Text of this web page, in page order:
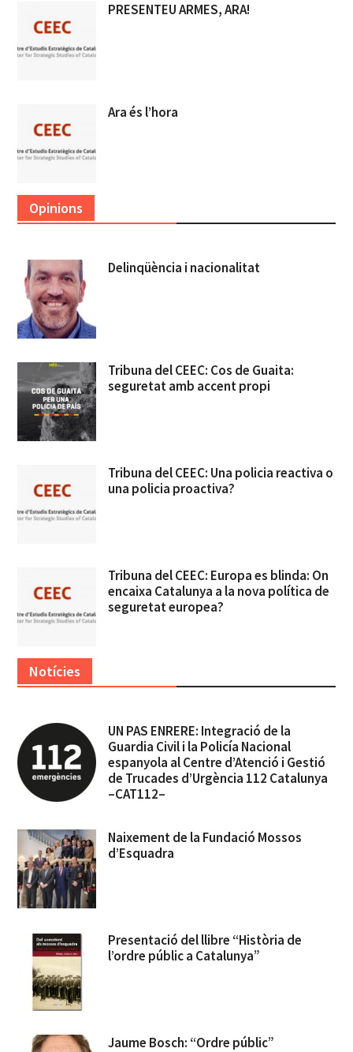
PRESENTEU ARMES, ARA!
Ara és l’hora
Opinions
Delinqüència i nacionalitat
Tribuna del CEEC: Cos de Guaita:
seguretat amb accent propi
Tribuna del CEEC: Una policia reactiva o
una policia proactiva?
Tribuna del CEEC: Europa es blinda: On
encaixa Catalunya a la nova política de
seguretat europea?
Notícies
UN PAS ENRERE: Integració de la
Guardia Civil i la Policía Nacional
espanyola al Centre d’Atenció i Gestió
de Trucades d’Urgència 112 Catalunya
–CAT112–
Naixement de la Fundació Mossos
d’Esquadra
Presentació del llibre “Història de
l’ordre públic a Catalunya”
Jaume Bosch: “Ordre públic”